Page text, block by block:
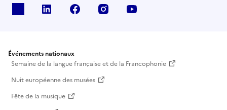
Linkedin Facebook Instagram
Événements nationaux
Semaine de la langue française et de la Francophonie
Nuit européenne des musées
Fête de la musique